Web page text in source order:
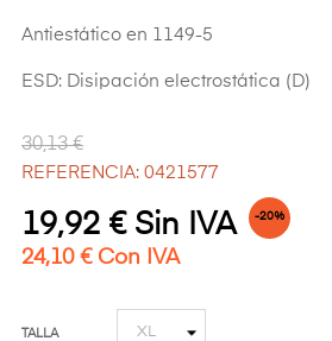
Antiestático en 1149-5
ESD: Disipación electrostática (D)
30,13 €
REFERENCIA: 0421577
19,92 € Sin IVA -20%
24,10 € Con IVA
TALLA